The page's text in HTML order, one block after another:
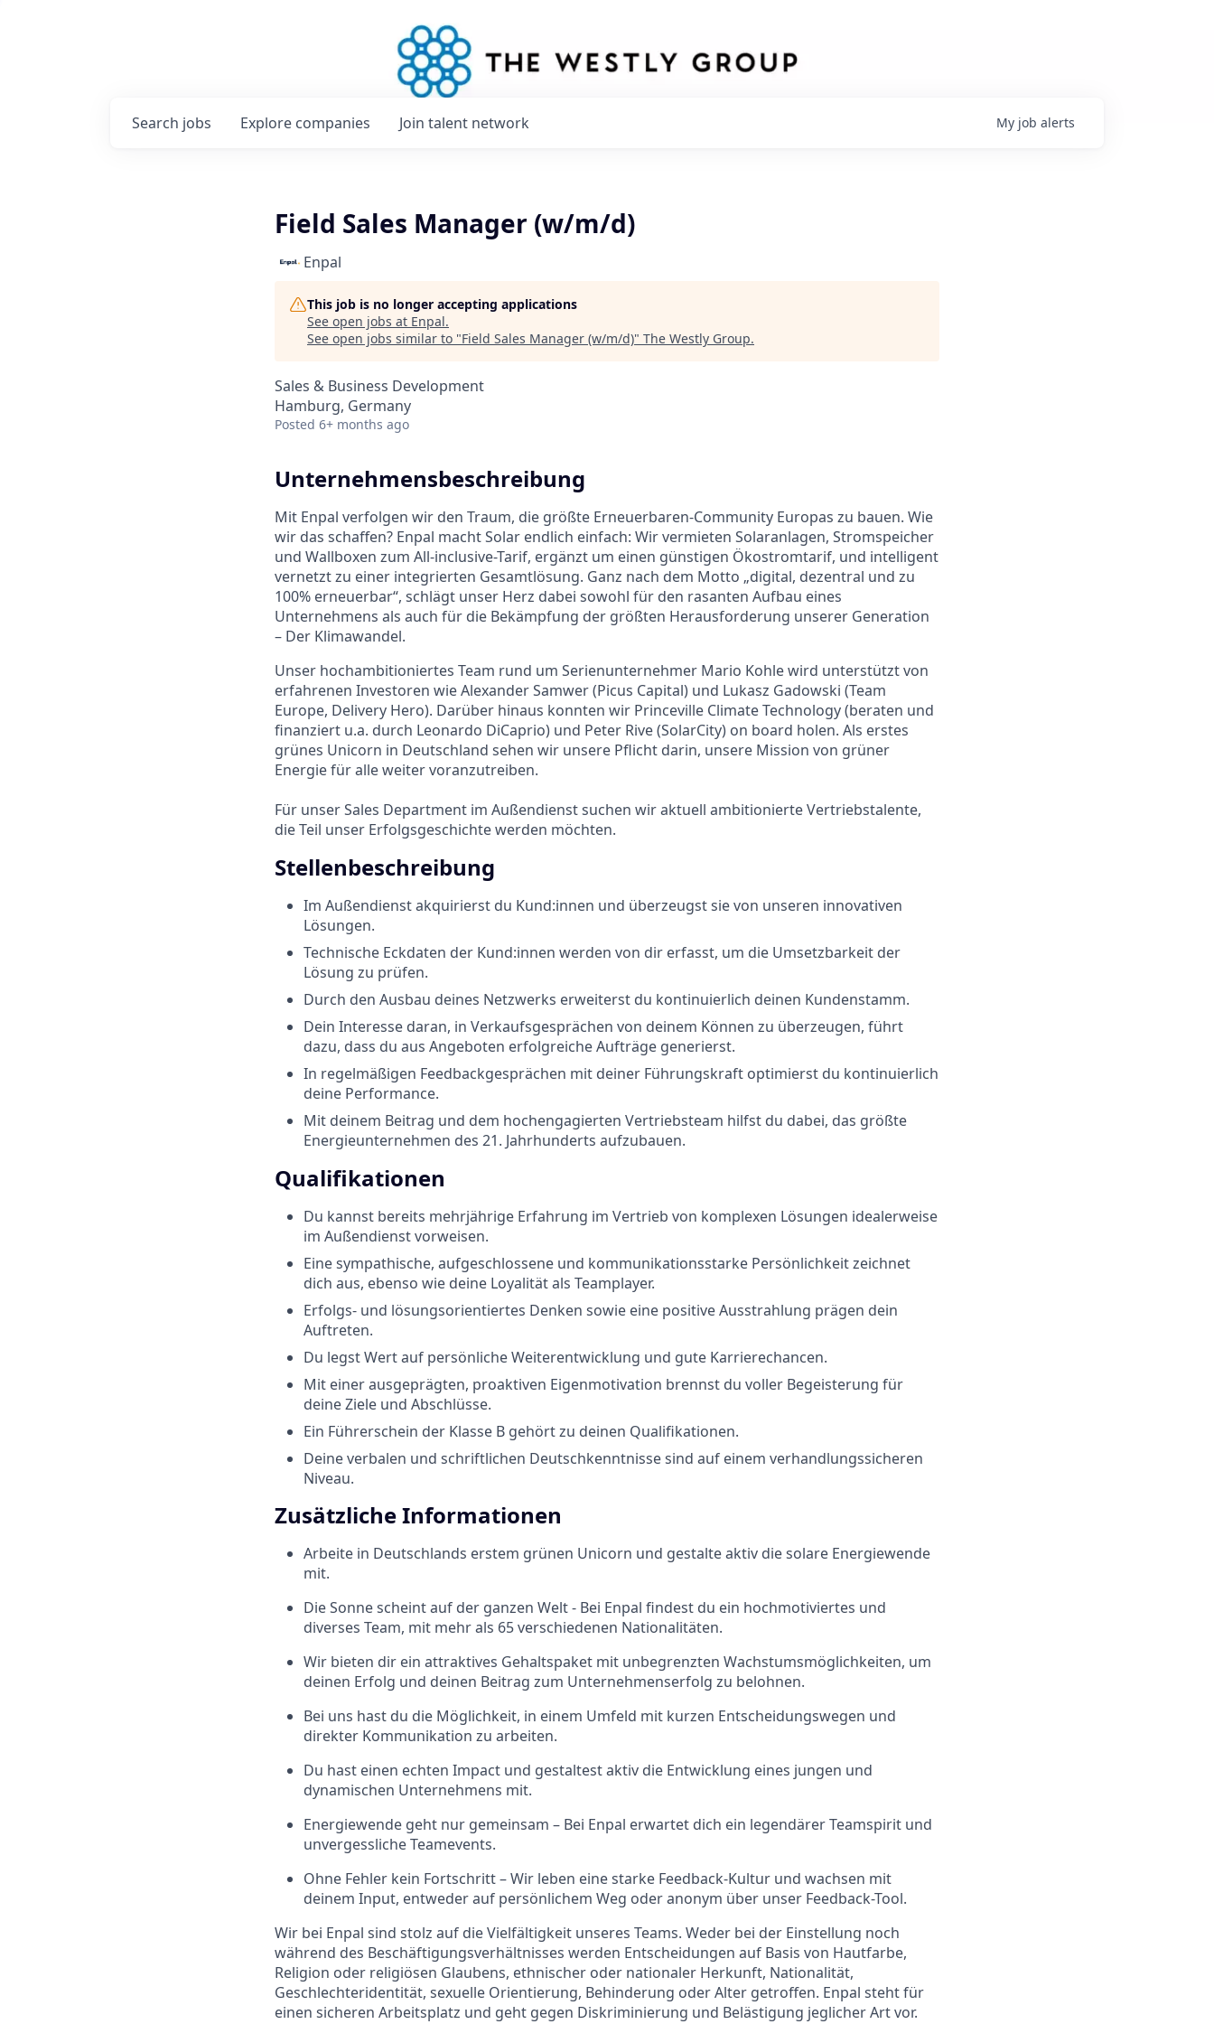
Search jobs Explore companies Join talent network My job alerts
Field Sales Manager (w/m/d)
Enpal
This job is no longer accepting applications
See open jobs at Enpal.
See open jobs similar to "Field Sales Manager (w/m/d)" The Westly Group.
Sales & Business Development
Hamburg, Germany
Posted 6+ months ago
Unternehmensbeschreibung
Mit Enpal verfolgen wir den Traum, die größte Erneuerbaren-Community Europas zu bauen. Wie
wir das schaffen? Enpal macht Solar endlich einfach: Wir vermieten Solaranlagen, Stromspeicher
und Wallboxen zum All-inclusive-Tarif, ergänzt um einen günstigen Ökostromtarif, und intelligent
vernetzt zu einer integrierten Gesamtlösung. Ganz nach dem Motto „digital, dezentral und zu
100% erneuerbar“, schlägt unser Herz dabei sowohl für den rasanten Aufbau eines
Unternehmens als auch für die Bekämpfung der größten Herausforderung unserer Generation
– Der Klimawandel.
Unser hochambitioniertes Team rund um Serienunternehmer Mario Kohle wird unterstützt von
erfahrenen Investoren wie Alexander Samwer (Picus Capital) und Lukasz Gadowski (Team
Europe, Delivery Hero). Darüber hinaus konnten wir Princeville Climate Technology (beraten und
finanziert u.a. durch Leonardo DiCaprio) und Peter Rive (SolarCity) on board holen. Als erstes
grünes Unicorn in Deutschland sehen wir unsere Pflicht darin, unsere Mission von grüner
Energie für alle weiter voranzutreiben.
Für unser Sales Department im Außendienst suchen wir aktuell ambitionierte Vertriebstalente,
die Teil unser Erfolgsgeschichte werden möchten.
Stellenbeschreibung
Im Außendienst akquirierst du Kund:innen und überzeugst sie von unseren innovativen
Lösungen.
Technische Eckdaten der Kund:innen werden von dir erfasst, um die Umsetzbarkeit der
Lösung zu prüfen.
Durch den Ausbau deines Netzwerks erweiterst du kontinuierlich deinen Kundenstamm.
Dein Interesse daran, in Verkaufsgesprächen von deinem Können zu überzeugen, führt
dazu, dass du aus Angeboten erfolgreiche Aufträge generierst.
In regelmäßigen Feedbackgesprächen mit deiner Führungskraft optimierst du kontinuierlich
deine Performance.
Mit deinem Beitrag und dem hochengagierten Vertriebsteam hilfst du dabei, das größte
Energieunternehmen des 21. Jahrhunderts aufzubauen.
Qualifikationen
Du kannst bereits mehrjährige Erfahrung im Vertrieb von komplexen Lösungen idealerweise
im Außendienst vorweisen.
Eine sympathische, aufgeschlossene und kommunikationsstarke Persönlichkeit zeichnet
dich aus, ebenso wie deine Loyalität als Teamplayer.
Erfolgs- und lösungsorientiertes Denken sowie eine positive Ausstrahlung prägen dein
Auftreten.
Du legst Wert auf persönliche Weiterentwicklung und gute Karrierechancen.
Mit einer ausgeprägten, proaktiven Eigenmotivation brennst du voller Begeisterung für
deine Ziele und Abschlüsse.
Ein Führerschein der Klasse B gehört zu deinen Qualifikationen.
Deine verbalen und schriftlichen Deutschkenntnisse sind auf einem verhandlungssicheren
Niveau.
Zusätzliche Informationen
Arbeite in Deutschlands erstem grünen Unicorn und gestalte aktiv die solare Energiewende
mit.
Die Sonne scheint auf der ganzen Welt - Bei Enpal findest du ein hochmotiviertes und
diverses Team, mit mehr als 65 verschiedenen Nationalitäten.
Wir bieten dir ein attraktives Gehaltspaket mit unbegrenzten Wachstumsmöglichkeiten, um
deinen Erfolg und deinen Beitrag zum Unternehmenserfolg zu belohnen.
Bei uns hast du die Möglichkeit, in einem Umfeld mit kurzen Entscheidungswegen und
direkter Kommunikation zu arbeiten.
Du hast einen echten Impact und gestaltest aktiv die Entwicklung eines jungen und
dynamischen Unternehmens mit.
Energiewende geht nur gemeinsam – Bei Enpal erwartet dich ein legendärer Teamspirit und
unvergessliche Teamevents.
Ohne Fehler kein Fortschritt – Wir leben eine starke Feedback-Kultur und wachsen mit
deinem Input, entweder auf persönlichem Weg oder anonym über unser Feedback-Tool.
Wir bei Enpal sind stolz auf die Vielfältigkeit unseres Teams. Weder bei der Einstellung noch
während des Beschäftigungsverhältnisses werden Entscheidungen auf Basis von Hautfarbe,
Religion oder religiösen Glaubens, ethnischer oder nationaler Herkunft, Nationalität,
Geschlechteridentität, sexuelle Orientierung, Behinderung oder Alter getroffen. Enpal steht für
einen sicheren Arbeitsplatz und geht gegen Diskriminierung und Belästigung jeglicher Art vor.